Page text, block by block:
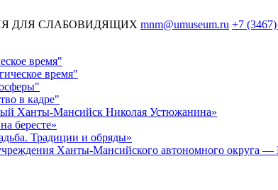
mnm@umuseum.ru +7
время"
время"
в кадре"
Ханты-Мансийск Николая Устюжанина»
бересте»
Традиции и обряды»
Ханты-Мансийского автономного округа